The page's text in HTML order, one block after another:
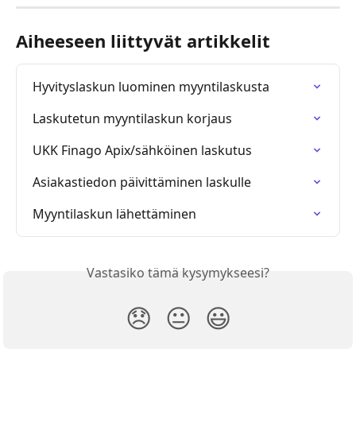
Aiheeseen liittyvät artikkelit
Hyvityslaskun luominen myyntilaskusta
Laskutetun myyntilaskun korjaus
UKK Finago Apix/sähköinen laskutus
Asiakastiedon päivittäminen laskulle
Myyntilaskun lähettäminen
Vastasiko tämä kysymykseesi?
😞 😐 😃